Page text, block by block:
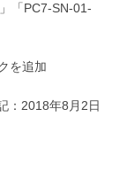
「PC7-SN-01-
を追加
：2018年8月2日